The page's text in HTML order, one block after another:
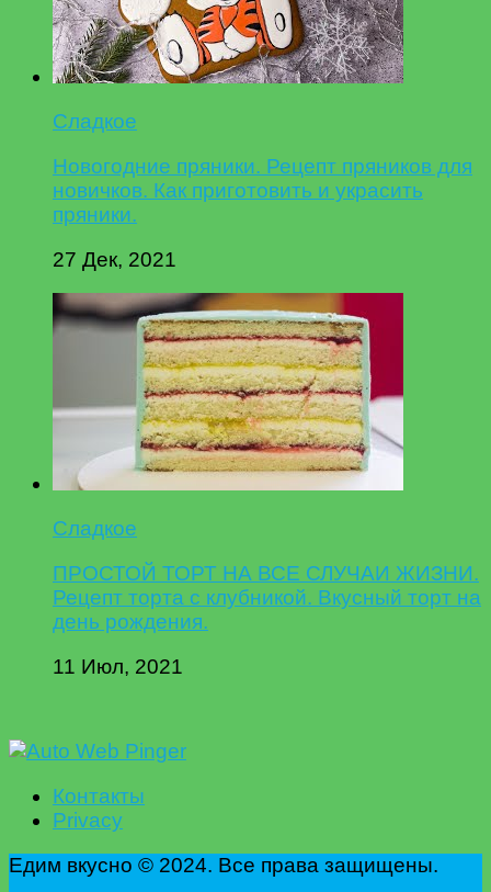
Сладкое
Новогодние пряники. Рецепт пряников для
новичков. Как приготовить и украсить
пряники.
27 Дек, 2021
Сладкое
ПРОСТОЙ ТОРТ НА ВСЕ СЛУЧАИ ЖИЗНИ.
Рецепт торта с клубникой. Вкусный торт на
день рождения.
11 Июл, 2021
Контакты
Privacy
Едим вкусно © 2024. Все права защищены.